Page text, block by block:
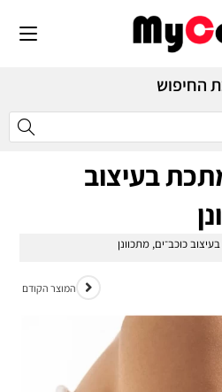
החיפוש
בעיצוב
כוכב־ים, מתכוונן
המוצר הקודם